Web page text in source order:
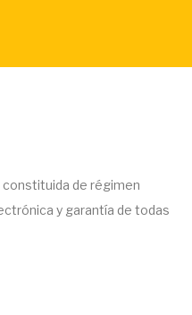
de régimen
y garantía de todas